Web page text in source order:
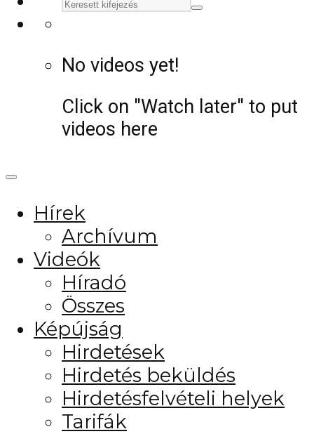
No videos yet!
Click on "Watch later" to put
videos here
Hírek
Archívum
Videók
Híradó
Összes
Képújság
Hirdetések
Hirdetés beküldés
Hirdetésfelvételi helyek
Tarifák